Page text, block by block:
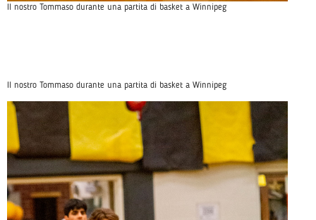
Il nostro Tommaso durante una partita di basket a Winnipeg
Il nostro Tommaso durante una partita di basket a Winnipeg